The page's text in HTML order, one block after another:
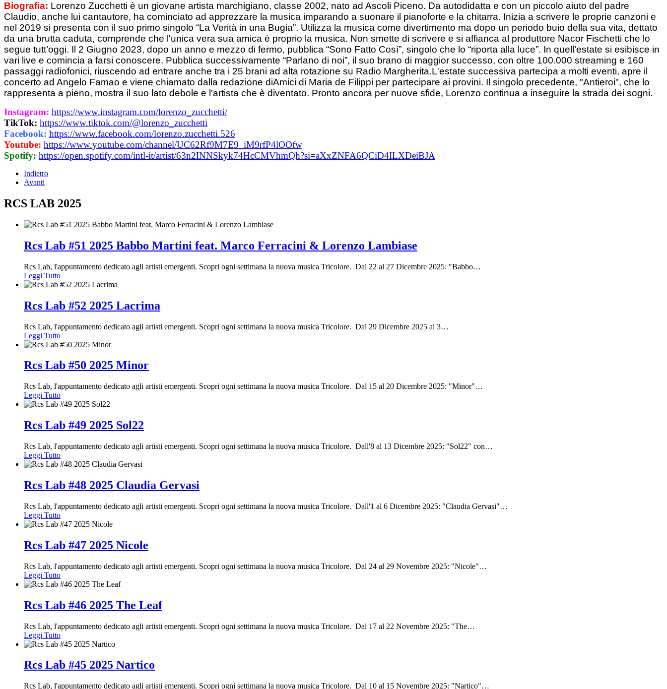
Biografia: Lorenzo Zucchetti è un giovane artista marchigiano, classe 2002, nato ad Ascoli Piceno. Da autodidatta e con un piccolo aiuto del padre
Claudio, anche lui cantautore, ha cominciato ad apprezzare la musica imparando a suonare il pianoforte e la chitarra. Inizia a scrivere le proprie canzoni e
nel 2019 si presenta con il suo primo singolo “La Verità in una Bugia”. Utilizza la musica come divertimento ma dopo un periodo buio della sua vita, dettato
da una brutta caduta, comprende che l'unica vera sua amica è proprio la musica. Non smette di scrivere e si affianca al produttore Nacor Fischetti che lo
segue tutt’oggi. Il 2 Giugno 2023, dopo un anno e mezzo di fermo, pubblica “Sono Fatto Così”, singolo che lo “riporta alla luce”. In quell’estate si esibisce in
vari live e comincia a farsi conoscere. Pubblica successivamente “Parlano di noi”, il suo brano di maggior successo, con oltre 100.000 streaming e 160
passaggi radiofonici, riuscendo ad entrare anche tra i 25 brani ad alta rotazione su Radio Margherita.L'estate successiva partecipa a molti eventi, apre il
concerto ad Angelo Famao e viene chiamato dalla redazione diAmici di Maria de Filippi per partecipare ai provini. Il singolo precedente, "Antieroi", che lo
rappresenta a pieno, mostra il suo lato debole e l'artista che è diventato. Pronto ancora per nuove sfide, Lorenzo continua a inseguire la strada dei sogni.
Instagram: https://www.instagram.com/lorenzo_zucchetti/
TikTok: https://www.tiktok.com/@lorenzo_zucchetti
Facebook: https://www.facebook.com/lorenzo.zucchetti.526
Youtube: https://www.youtube.com/channel/UC62Rf9M7E9_iM9rfP4lOOfw
Spotify: https://open.spotify.com/intl-it/artist/63n2INNSkyk74HcCMVhmQh?si=aXxZNFA6QCiD4ILXDeiBJA
Indietro
Avanti
RCS LAB 2025
Rcs Lab #51 2025 Babbo Martini feat. Marco Ferracini & Lorenzo Lambiase
Rcs Lab, l'appuntamento dedicato agli artisti emergenti. Scopri ogni settimana la nuova musica Tricolore. Dal 22 al 27 Dicembre 2025: "Babbo…
Leggi Tutto
Rcs Lab #52 2025 Lacrima
Rcs Lab, l'appuntamento dedicato agli artisti emergenti. Scopri ogni settimana la nuova musica Tricolore. Dal 29 Dicembre 2025 al 3…
Leggi Tutto
Rcs Lab #50 2025 Minor
Rcs Lab, l'appuntamento dedicato agli artisti emergenti. Scopri ogni settimana la nuova musica Tricolore. Dal 15 al 20 Dicembre 2025: "Minor"…
Leggi Tutto
Rcs Lab #49 2025 Sol22
Rcs Lab, l'appuntamento dedicato agli artisti emergenti. Scopri ogni settimana la nuova musica Tricolore. Dall'8 al 13 Dicembre 2025: "Sol22" con…
Leggi Tutto
Rcs Lab #48 2025 Claudia Gervasi
Rcs Lab, l'appuntamento dedicato agli artisti emergenti. Scopri ogni settimana la nuova musica Tricolore. Dall'1 al 6 Dicembre 2025: "Claudia Gervasi"…
Leggi Tutto
Rcs Lab #47 2025 Nicole
Rcs Lab, l'appuntamento dedicato agli artisti emergenti. Scopri ogni settimana la nuova musica Tricolore. Dal 24 al 29 Novembre 2025: "Nicole"…
Leggi Tutto
Rcs Lab #46 2025 The Leaf
Rcs Lab, l'appuntamento dedicato agli artisti emergenti. Scopri ogni settimana la nuova musica Tricolore. Dal 17 al 22 Novembre 2025: "The…
Leggi Tutto
Rcs Lab #45 2025 Nartico
Rcs Lab, l'appuntamento dedicato agli artisti emergenti. Scopri ogni settimana la nuova musica Tricolore. Dal 10 al 15 Novembre 2025: "Nartico"…